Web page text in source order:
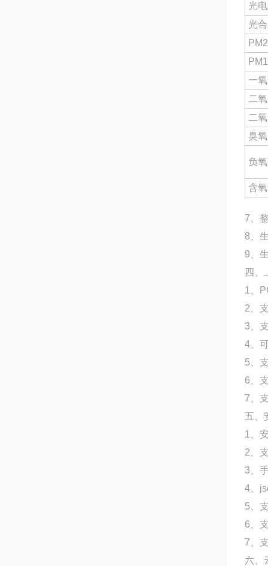
光
光
一
二
二
臭氧
负
含
7、
8、
9、
四、
1、
2、
3、
4、
5、
6、
7、
五、
1、
2、
3、
4、
5、
6、
7、
六、